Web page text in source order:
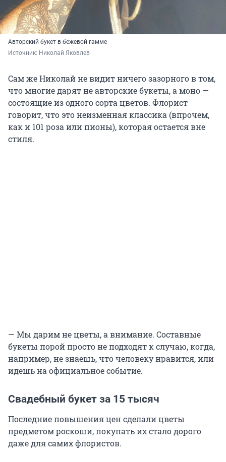
Авторский букет в бежевой гамме
Источник: Николай Яковлев
Сам же Николай не видит ничего зазорного в том,
что многие дарят не авторские букеты, а моно —
состоящие из одного сорта цветов. Флорист
говорит, что это неизменная классика (впрочем,
как и 101 роза или пионы), которая остается вне
стиля.
— Мы дарим не цветы, а внимание. Составные
букеты порой просто не подходят к случаю, когда,
например, не знаешь, что человеку нравится, или
идешь на официальное событие.
Свадебный букет за 15 тысяч
Последние повышения цен сделали цветы
предметом роскоши, покупать их стало дорого
даже для самих флористов.